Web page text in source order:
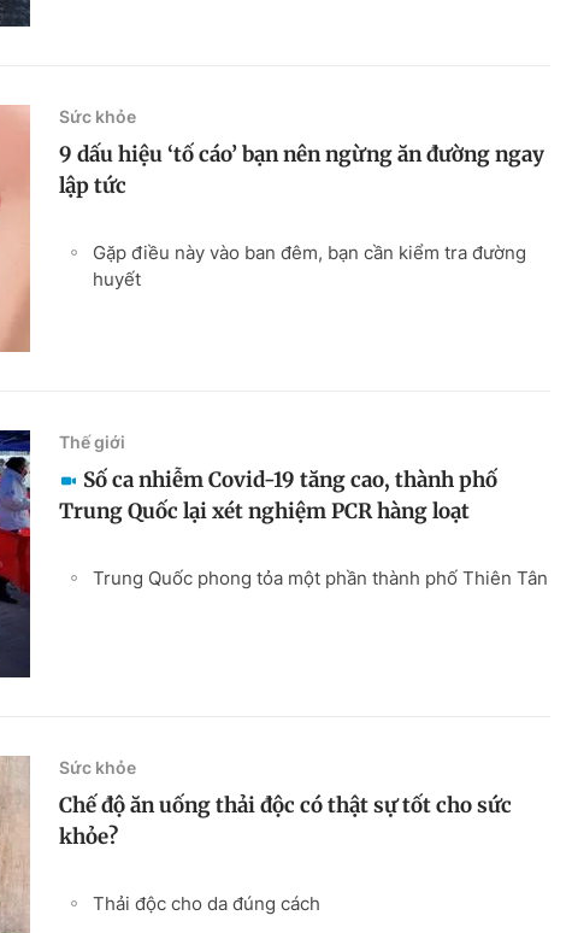
Sức khỏe
9 dấu hiệu ‘tố cáo’ bạn nên ngừng ăn đường ngay
lập tức
Gặp điều này vào ban đêm, bạn cần kiểm tra đường
huyết
Thế giới
Số ca nhiễm Covid-19 tăng cao, thành phố
Trung Quốc lại xét nghiệm PCR hàng loạt
Trung Quốc phong tỏa một phần thành phố Thiên Tân
Sức khỏe
Chế độ ăn uống thải độc có thật sự tốt cho sức
khỏe?
Thải độc cho da đúng cách